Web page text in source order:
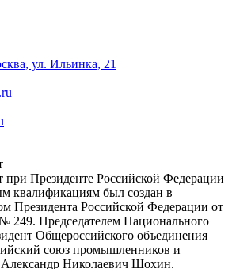
ул. Ильинка, 21
при Президенте Российской Федерации
квалификациям был создан в
Президента Российской Федерации от
249. Председателем Национального
Общероссийского объединения
союз промышленников и
Николаевич Шохин.